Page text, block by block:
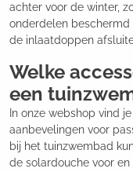
achter voor de winter,
onderdelen beschermd
de inlaatdoppen
Welke
een
In onze webshop vind
aanbevelingen voor
bij het tuinzwembad
de solardouche voor